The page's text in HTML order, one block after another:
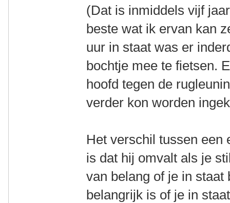
(Dat is inmiddels vijf
beste wat ik ervan kan
uur in staat was er
bochtje mee te fietsen.
hoofd tegen de
verder kon worden
Het verschil tussen een
is dat hij omvalt als je
van belang of je in staat
belangrijk is of je in